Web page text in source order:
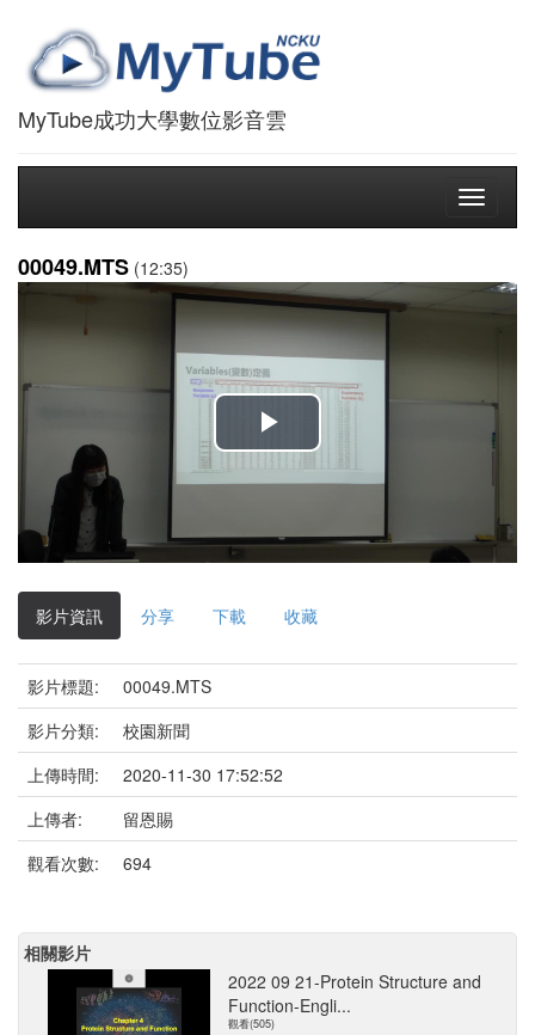
MyTube成功大學數位影音雲
Toggle
00049.MTS (12:35)
播
影
片
影片資訊 分享 下載 收藏
影片標題:
00049.MTS
影片分類:
校園新聞
上傳時間:
2020-11-30 17:52:52
上傳者:
留恩賜
觀看次數:
694
相關影片
2022 09 21-Protein Structure and
Function-Engli...
觀看(505)